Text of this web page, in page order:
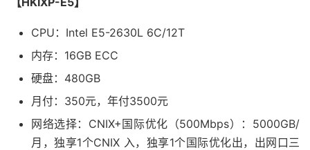
CPU：Intel E5-2630L 6C/12T
内存：16GB ECC
硬盘：480GB
月付：350元，年付3500元
网络选择：CNIX+国际优化（500Mbps）：5000GB/
月，独享1个CNIX 入，独享1个国际优化出，出网口三